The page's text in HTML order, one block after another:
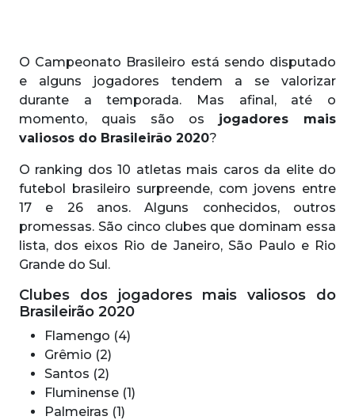
O Campeonato Brasileiro está sendo disputado
e alguns jogadores tendem a se valorizar
durante a temporada. Mas afinal, até o
momento, quais são os jogadores mais
valiosos do Brasileirão 2020?
O ranking dos 10 atletas mais caros da elite do
futebol brasileiro surpreende, com jovens entre
17 e 26 anos. Alguns conhecidos, outros
promessas. São cinco clubes que dominam essa
lista, dos eixos Rio de Janeiro, São Paulo e Rio
Grande do Sul.
Clubes dos jogadores mais valiosos do
Brasileirão 2020
Flamengo (4)
Grêmio (2)
Santos (2)
Fluminense (1)
Palmeiras (1)